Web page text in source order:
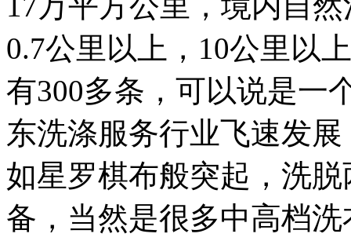
0.7公里以上，10公里以
有300多条，可以说是一
东洗涤服务行业飞速发
如星罗棋布般突起，洗
备，当然是很多中高档